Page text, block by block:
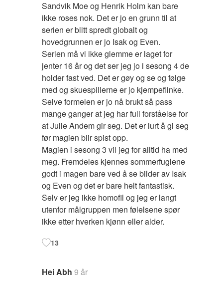
Sandvik Moe og Henrik Holm kan bare
ikke roses nok. Det er jo en grunn til at
serien er blitt spredt globalt og
hovedgrunnen er jo Isak og Even.
Serien må vi ikke glemme er laget for
jenter 16 år og det ser jeg jo i sesong 4 de
holder fast ved. Det er gøy og se og følge
med og skuespillerne er jo kjempeflinke.
Selve formelen er jo nå brukt så pass
mange ganger at jeg har full forståelse for
at Julie Andem gir seg. Det er lurt å gi seg
før magien blir spist opp.
Magien i sesong 3 vil jeg for alltid ha med
meg. Fremdeles kjennes sommerfuglene
godt i magen bare ved å se bilder av Isak
og Even og det er bare helt fantastisk.
Selv er jeg ikke homofil og jeg er langt
utenfor målgruppen men følelsene spør
ikke etter hverken kjønn eller alder.
13
Hei Abh 9 år